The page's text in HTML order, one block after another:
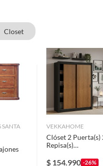
Closet
SANTA
VEKKAHOME
Clóset 2 Puerta(s)
Repisa(s)
Café/negro
$ 154.990 -26%